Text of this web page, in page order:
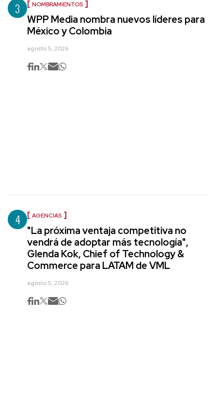
3 NOMBRAMIENTOS
WPP Media nombra nuevos líderes para
México y Colombia
agosto 5, 2026
4 AGENCIAS
"La próxima ventaja competitiva no
vendrá de adoptar más tecnología",
Glenda Kok, Chief of Technology &
Commerce para LATAM de VML
agosto 5, 2026